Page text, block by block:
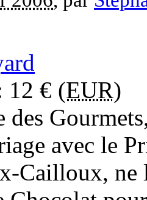
12 € (EUR)
des
avec le
Cailloux, ne